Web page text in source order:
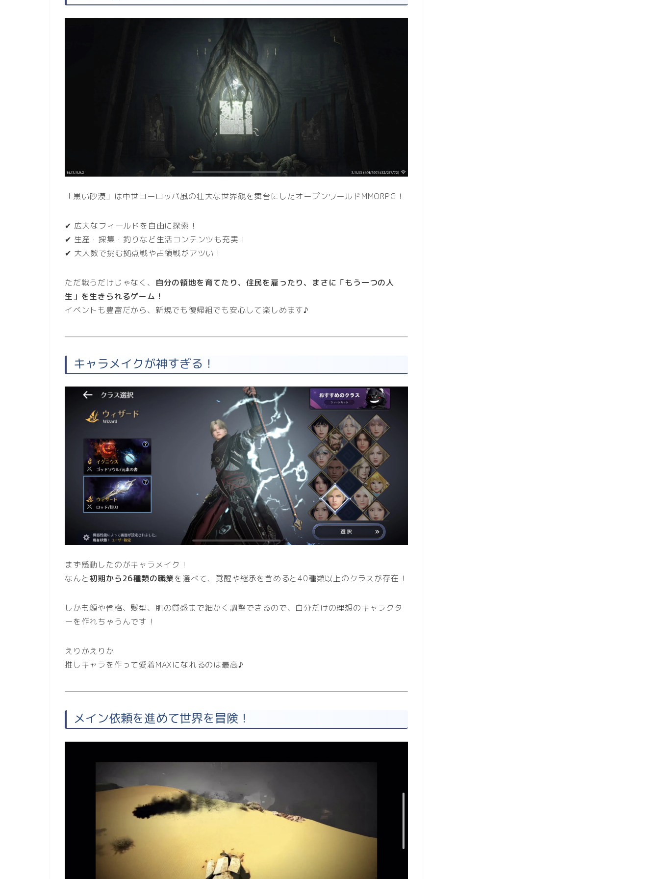
「黒い砂漠」は中世ヨーロッパ風の壮大な世界観を舞台にしたオープンワールドMMORPG！
✔ 広大なフィールドを自由に探索！
✔ 生産・採集・釣りなど生活コンテンツも充実！
✔ 大人数で挑む拠点戦や占領戦がアツい！
ただ戦うだけじゃなく、 自分の領地を育てたり、住民を雇ったり、まさに「もう一つの人
生」を生きられるゲーム！
イベントも豊富だから、新規でも復帰組でも安心して楽しめます♪
キャラメイクが神すぎる！
まず感動したのがキャラメイク！
なんと初期から26種類の職業を選べて、覚醒や継承を含めると40種類以上のクラスが存在！
しかも顔や骨格、髪型、肌の質感まで細かく調整できるので、自分だけの理想のキャラクタ
ーを作れちゃうんです！
えりかえりか
推しキャラを作って愛着MAXになれるのは最高♪
メイン依頼を進めて世界を冒険！